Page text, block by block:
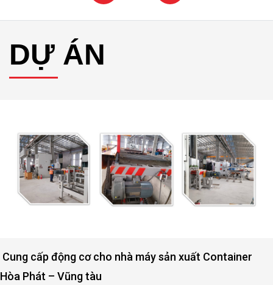
DỰ ÁN
Cung cấp động cơ cho nhà máy sản xuất Container
Hòa Phát – Vũng tàu